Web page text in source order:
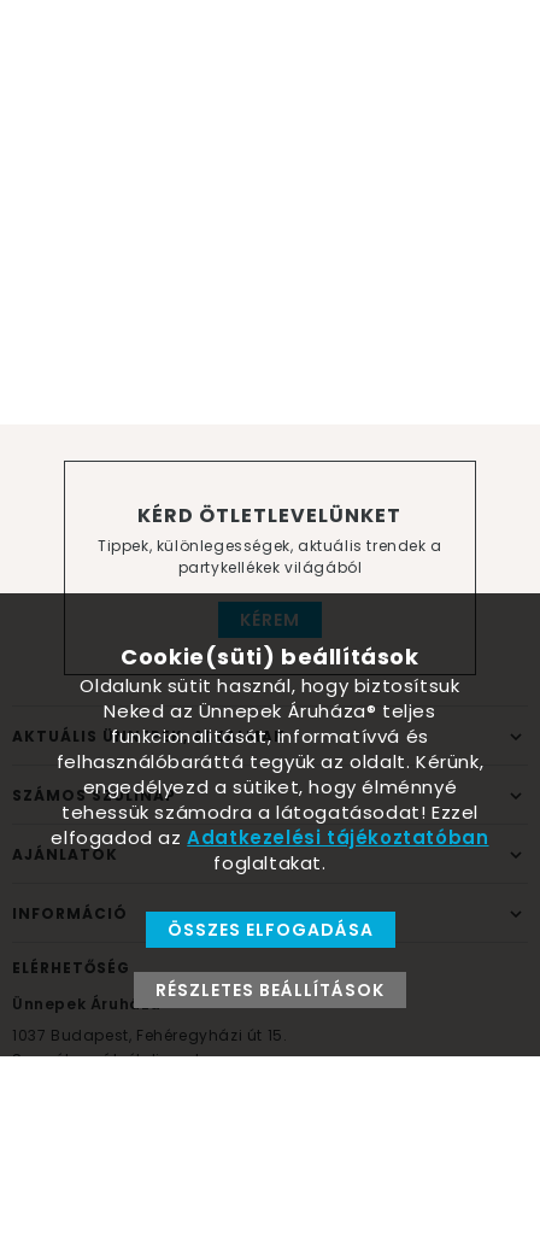
KÉRD ÖTLETLEVELÜNKET
Tippek, különlegességek, aktuális trendek a
partykellékek világából
KÉREM
AKTUÁLIS ÜNNEPEK, ALKALMAK
SZÁMOS SZÜLINAP
AJÁNLATOK
INFORMÁCIÓ
ELÉRHETŐSÉG
Ünnepek Áruháza
1037 Budapest, Fehéregyházi út 15.
Személyes átvételi pont
Cookie(süti) beállítások
Oldalunk sütit használ, hogy biztosítsuk
Neked az Ünnepek Áruháza® teljes
funkcionalitását, informatívvá és
felhasználóbaráttá tegyük az oldalt. Kérünk,
engedélyezd a sütiket, hogy élménnyé
tehessük számodra a látogatásodat! Ezzel
elfogadod azAdatkezelési tájékoztatóban
foglaltakat.
ÖSSZES ELFOGADÁSA
RÉSZLETES BEÁLLÍTÁSOK